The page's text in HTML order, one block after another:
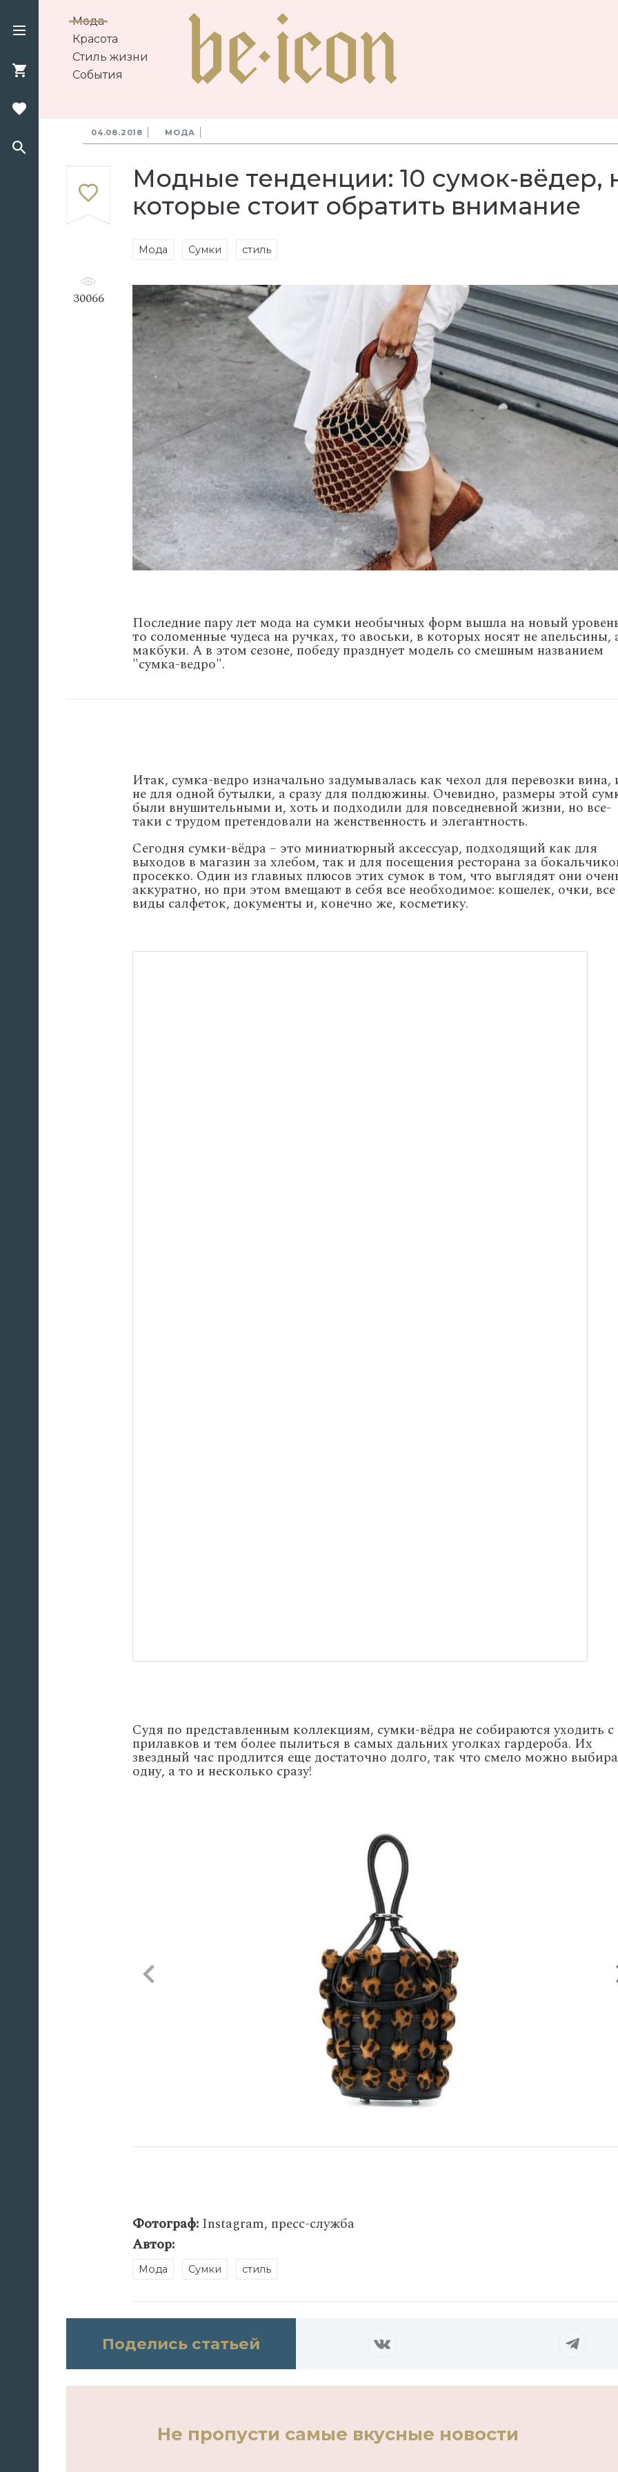
Мода
Красота
Стиль жизни
События
04.08.2018 МОДА
Модные тенденции: 10 сумок-вёдер,
которые стоит обратить внимание
Мода Сумки стиль
30066
Последние пару лет мода на сумки необычных форм вышла на новый
то соломенные чудеса на ручках, то авоськи, в которых носят не апельсины,
макбуки. А в этом сезоне, победу празднует модель со смешным названием
"сумка-ведро".
Итак, сумка-ведро изначально задумывалась как чехол для перевозки вина,
не для одной бутылки, а сразу для полдюжины. Очевидно, размеры этой
были внушительными и, хоть и подходили для повседневной жизни, но все-
таки с трудом претендовали на женственность и элегантность.
Сегодня сумки-вёдра – это миниатюрный аксессуар, подходящий как для
выходов в магазин за хлебом, так и для посещения ресторана за
просекко. Один из главных плюсов этих сумок в том, что выглядят они
аккуратно, но при этом вмещают в себя все необходимое: кошелек, очки, все
виды салфеток, документы и, конечно же, косметику.
Судя по представленным коллекциям, сумки-вёдра не собираются уходить с
прилавков и тем более пылиться в самых дальних уголках гардероба. Их
звездный час продлится еще достаточно долго, так что смело можно
одну, а то и несколько сразу!
Фотограф: Instagram, пресс-служба
Автор:
Мода Сумки стиль
Поделись статьей
Не пропусти самые вкусные новости